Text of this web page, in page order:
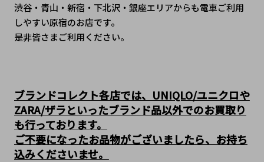
渋谷・青山・新宿・下北沢・銀座エリアからも電車ご利用
しやすい原宿のお店です。
是非皆さまご利用ください。
ブランドコレクト各店では、UNIQLO/ユニクロや
ZARA/ザラといったブランド品以外でのお買取り
も行っております。
ご不要になったお品物がございましたら、お持ち
込みくださいませ。